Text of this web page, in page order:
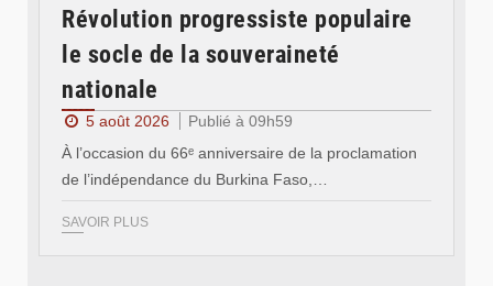
Révolution progressiste populaire
le socle de la souveraineté
nationale
5 août 2026
Publié à 09h59
À l’occasion du 66ᵉ anniversaire de la proclamation
de l’indépendance du Burkina Faso,…
SAVOIR PLUS